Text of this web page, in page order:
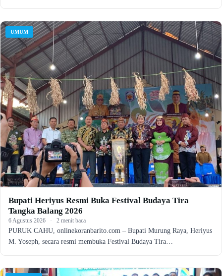
UMUM
Bupati Heriyus Resmi Buka Festival Budaya Tira
Tangka Balang 2026
6 Agustus 2026 · 2 menit baca
PURUK CAHU, onlinekoranbarito.com – Bupati Murung Raya, Heriyus
M. Yoseph, secara resmi membuka Festival Budaya Tira…